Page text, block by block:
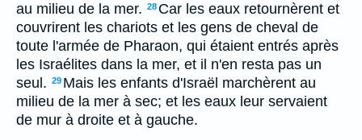
au milieu de la mer. 28 Car les eaux retournèrent et
couvrirent les chariots et les gens de cheval de
toute l'armée de Pharaon, qui étaient entrés après
les Israélites dans la mer, et il n'en resta pas un
seul. 29 Mais les enfants d'Israël marchèrent au
milieu de la mer à sec; et les eaux leur servaient
de mur à droite et à gauche.